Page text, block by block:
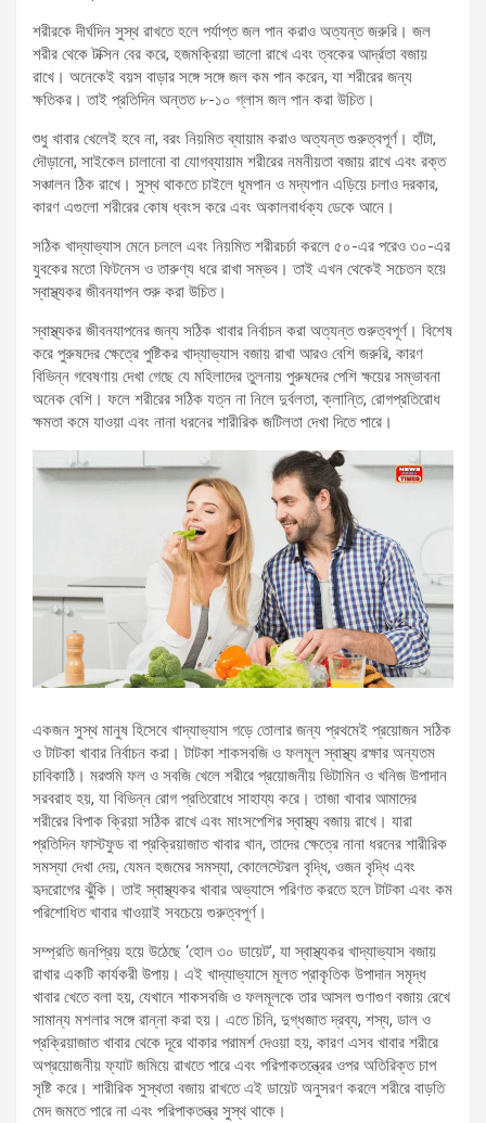
শরীরকে দীর্ঘদিন সুস্থ রাখতে হলে পর্যাপ্ত জল পান করাও অত্যন্ত জরুরি। জল
শরীর থেকে টক্সিন বের করে, হজমক্রিয়া ভালো রাখে এবং ত্বকের আর্দ্রতা বজায়
রাখে। অনেকেই বয়স বাড়ার সঙ্গে সঙ্গে জল কম পান করেন, যা শরীরের জন্য
ক্ষতিকর। তাই প্রতিদিন অন্তত ৮-১০ গ্লাস জল পান করা উচিত।
শুধু খাবার খেলেই হবে না, বরং নিয়মিত ব্যায়াম করাও অত্যন্ত গুরুত্বপূর্ণ। হাঁটা,
দৌড়ানো, সাইকেল চালানো বা যোগব্যায়াম শরীরের নমনীয়তা বজায় রাখে এবং রক্ত
সঞ্চালন ঠিক রাখে। সুস্থ থাকতে চাইলে ধূমপান ও মদ্যপান এড়িয়ে চলাও দরকার,
কারণ এগুলো শরীরের কোষ ধ্বংস করে এবং অকালবার্ধক্য ডেকে আনে।
সঠিক খাদ্যাভ্যাস মেনে চললে এবং নিয়মিত শরীরচর্চা করলে ৫০-এর পরেও ৩০-এর
যুবকের মতো ফিটনেস ও তারুণ্য ধরে রাখা সম্ভব। তাই এখন থেকেই সচেতন হয়ে
স্বাস্থ্যকর জীবনযাপন শুরু করা উচিত।
স্বাস্থ্যকর জীবনযাপনের জন্য সঠিক খাবার নির্বাচন করা অত্যন্ত গুরুত্বপূর্ণ। বিশেষ
করে পুরুষদের ক্ষেত্রে পুষ্টিকর খাদ্যাভ্যাস বজায় রাখা আরও বেশি জরুরি, কারণ
বিভিন্ন গবেষণায় দেখা গেছে যে মহিলাদের তুলনায় পুরুষদের পেশি ক্ষয়ের সম্ভাবনা
অনেক বেশি। ফলে শরীরের সঠিক যত্ন না নিলে দুর্বলতা, ক্লান্তি, রোগপ্রতিরোধ
ক্ষমতা কমে যাওয়া এবং নানা ধরনের শারীরিক জটিলতা দেখা দিতে পারে।
একজন সুস্থ মানুষ হিসেবে খাদ্যাভ্যাস গড়ে তোলার জন্য প্রথমেই প্রয়োজন সঠিক
ও টাটকা খাবার নির্বাচন করা। টাটকা শাকসবজি ও ফলমূল স্বাস্থ্য রক্ষার অন্যতম
চাবিকাঠি। মরশুমি ফল ও সবজি খেলে শরীরে প্রয়োজনীয় ভিটামিন ও খনিজ উপাদান
সরবরাহ হয়, যা বিভিন্ন রোগ প্রতিরোধে সাহায্য করে। তাজা খাবার আমাদের
শরীরের বিপাক ক্রিয়া সঠিক রাখে এবং মাংসপেশির স্বাস্থ্য বজায় রাখে। যারা
প্রতিদিন ফাস্টফুড বা প্রক্রিয়াজাত খাবার খান, তাদের ক্ষেত্রে নানা ধরনের শারীরিক
সমস্যা দেখা দেয়, যেমন হজমের সমস্যা, কোলেস্টেরল বৃদ্ধি, ওজন বৃদ্ধি এবং
হৃদরোগের ঝুঁকি। তাই স্বাস্থ্যকর খাবার অভ্যাসে পরিণত করতে হলে টাটকা এবং কম
পরিশোধিত খাবার খাওয়াই সবচেয়ে গুরুত্বপূর্ণ।
সম্প্রতি জনপ্রিয় হয়ে উঠেছে ‘হোল ৩০ ডায়েট’, যা স্বাস্থ্যকর খাদ্যাভ্যাস বজায়
রাখার একটি কার্যকরী উপায়। এই খাদ্যাভ্যাসে মূলত প্রাকৃতিক উপাদান সমৃদ্ধ
খাবার খেতে বলা হয়, যেখানে শাকসবজি ও ফলমূলকে তার আসল গুণাগুণ বজায় রেখে
সামান্য মশলার সঙ্গে রান্না করা হয়। এতে চিনি, দুগ্ধজাত দ্রব্য, শস্য, ডাল ও
প্রক্রিয়াজাত খাবার থেকে দূরে থাকার পরামর্শ দেওয়া হয়, কারণ এসব খাবার শরীরে
অপ্রয়োজনীয় ফ্যাট জমিয়ে রাখতে পারে এবং পরিপাকতন্ত্রের ওপর অতিরিক্ত চাপ
সৃষ্টি করে। শারীরিক সুস্থতা বজায় রাখতে এই ডায়েট অনুসরণ করলে শরীরে বাড়তি
মেদ জমতে পারে না এবং পরিপাকতন্ত্র সুস্থ থাকে।